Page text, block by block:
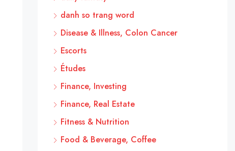
danh so trang word
Disease & Illness, Colon Cancer
Escorts
Études
Finance, Investing
Finance, Real Estate
Fitness & Nutrition
Food & Beverage, Coffee